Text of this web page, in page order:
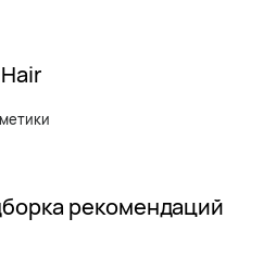
рекомендаций